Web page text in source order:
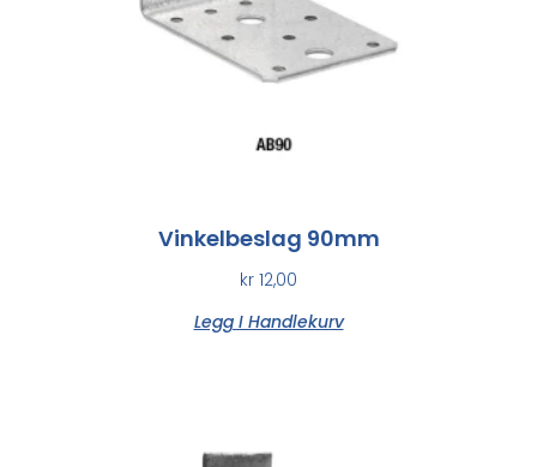
Vinkelbeslag 90mm
kr 12,00
Legg I Handlekurv